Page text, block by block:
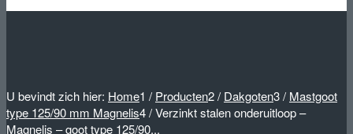
U bevindt zich hier: Home1 / Producten2/ Dakgoten3/ Mastgoot
type 125/90 mm Magnelis4/Verzinkt stalen onderuitloop –
Magnelis – goot type 125/90...